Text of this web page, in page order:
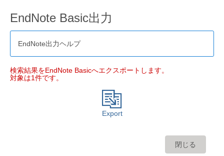
EndNote Basic出力
EndNote出力ヘルプ
検索結果をEndNote Basicへエクスポートします。
対象は1件です。
Export